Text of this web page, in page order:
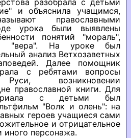
разобрала с детьми
и объяснила учащимся,
православными
урока были выявлены
понятий "мораль",
и "вера". На уроке был
анализ Ветхозаветных
Далее помощник
с ребятами вопросы
Руси, возникновении
православной книги. Для
с детьми был
"Волк и олень": на
героев учащиеся сами
и отрицательное
иного персонажа.